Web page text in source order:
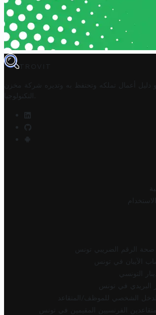
TROVIT
دليل أعمال تملكه وتحتفظ به وتديره
شركة مخزن
التكنولوجيا
صحة الرقم الضريبي تونس
الآيبان في تونس
التونسي
البريدي في تونس
الشخصي للموظف/المتقاعد
الفرنسيين المقيمين في تونس